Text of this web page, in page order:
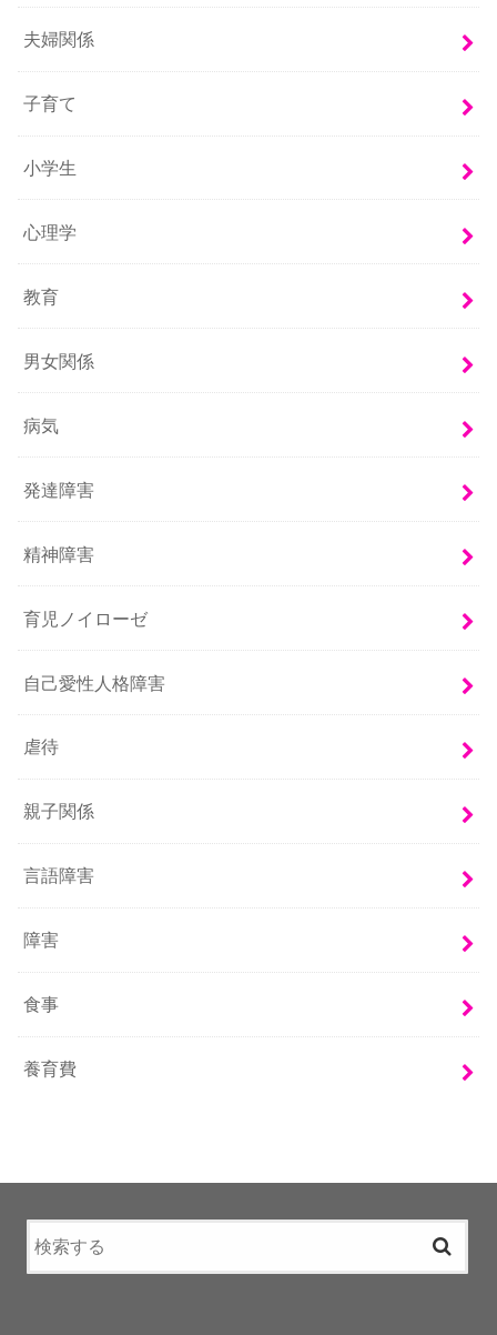
夫婦関係
子育て
小学生
心理学
教育
男女関係
病気
発達障害
精神障害
育児ノイローゼ
自己愛性人格障害
虐待
親子関係
言語障害
障害
食事
養育費